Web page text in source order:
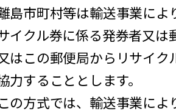
島市町村等は輸送事業によ
イクル券に係る発券者又
はこの郵便局からリサイ
力することとします。
の方式では、輸送事業によ